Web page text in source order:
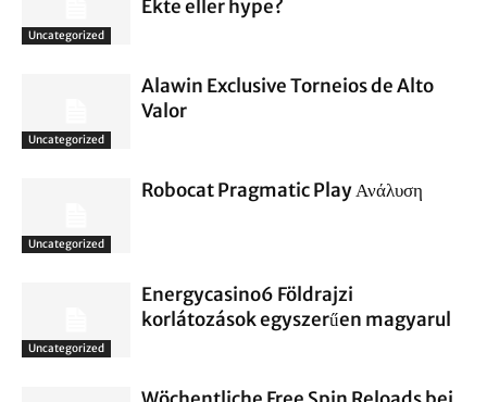
Uncategorized
Ekte eller hype?
Uncategorized
Alawin Exclusive Torneios de Alto
Valor
Uncategorized
Robocat Pragmatic Play Ανάλυση
Uncategorized
Energycasino6 Földrajzi
korlátozások egyszerűen magyarul